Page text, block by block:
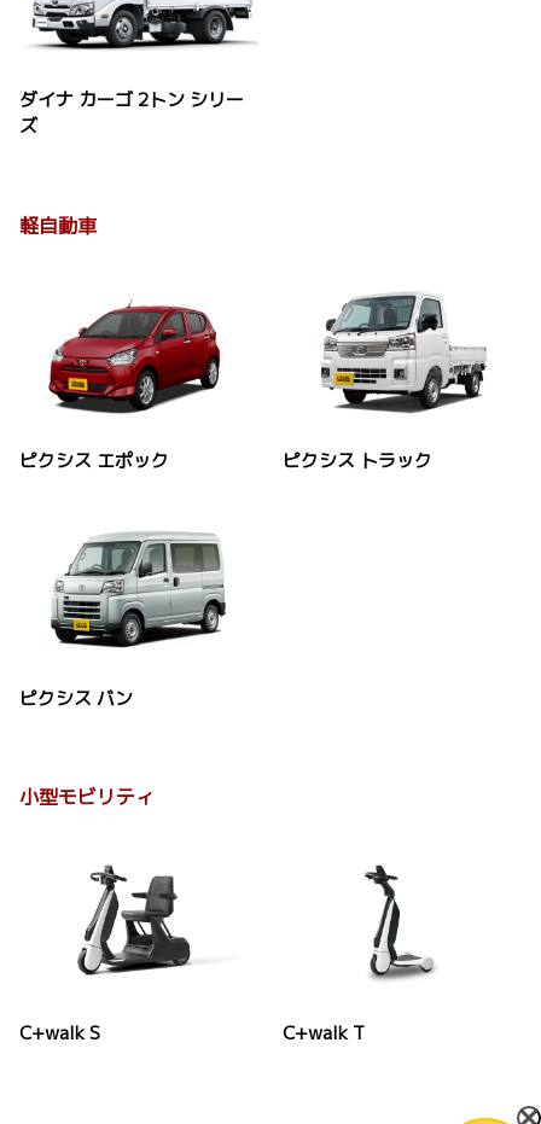
ダイナ カーゴ 2トン シリー
ズ
軽自動車
ピクシス エポック ピクシス トラック
ピクシス バン
小型モビリティ
C+walk S C+walk T